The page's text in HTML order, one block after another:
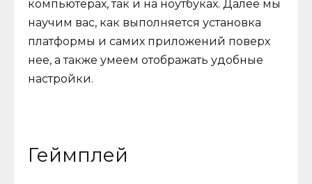
компьютерах, так и на ноутбуках. Далее мы
научим вас, как выполняется установка
платформы и самих приложений поверх
нее, а также умеем отображать удобные
настройки.
Геймплей